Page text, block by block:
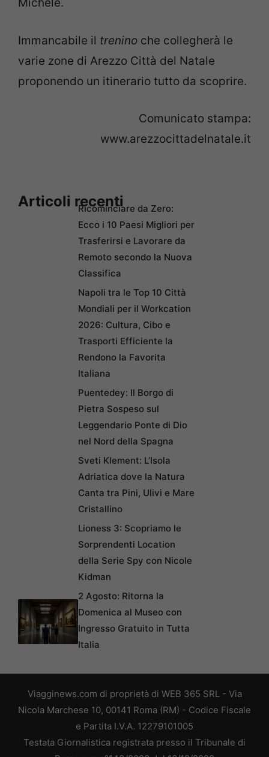
Michele.
Immancabile il trenino che collegherà le
varie zone di Arezzo Città del Natale
proponendo un itinerario tutto da scoprire.
Comunicato stampa:
www.arezzocittadelnatale.it
Articoli recentiRicominciare da Zero:
Ecco i 10 Paesi Migliori per
Trasferirsi e Lavorare da
Remoto secondo la Nuova
Classifica
Napoli tra le Top 10 Città
Mondiali per il Workcation
2026: Cultura, Cibo e
Trasporti Efficiente la
Rendono la Favorita
Italiana
Puentedey: Il Borgo di
Pietra Sospeso sul
Leggendario Ponte di Dio
nel Nord della Spagna
Sveti Klement: L’Isola
Adriatica dove la Natura
Canta tra Pini, Ulivi e Mare
Cristallino
Lioness 3: Scopriamo le
Sorprendenti Location
della Serie Spy con Nicole
Kidman
2 Agosto: Ritorna la
Domenica al Museo con
Ingresso Gratuito in Tutta
Italia
Viagginews.com di proprietà di WEB 365 SRL - Via
Nicola Marchese 10, 00141 Roma (RM) - Codice Fiscale
e Partita I.V.A. 12279101005
Testata Giornalistica registrata presso il Tribunale di